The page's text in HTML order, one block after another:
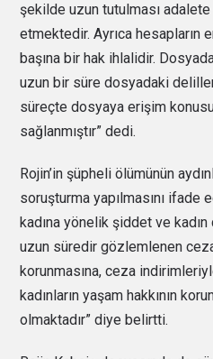
şekilde uzun tutulması adalete
etmektedir. Ayrıca hesapların
başına bir hak ihlalidir.
uzun bir süre dosyadaki
süreçte dosyaya erişim
sağlanmıştır” dedi.
Rojin’in şüpheli ölümünün
soruşturma yapılmasını ifade
kadına yönelik şiddet ve
uzun süredir gözlemlenen
korunmasına, ceza
kadınların yaşam hakkının
olmaktadır” diye belirtti.